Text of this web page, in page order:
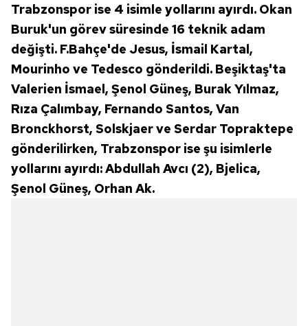
Trabzonspor ise 4 isimle yollarını ayırdı. Okan
Buruk'un görev süresinde 16 teknik adam
değişti. F.Bahçe'de Jesus, İsmail Kartal,
Mourinho ve Tedesco gönderildi. Beşiktaş'ta
Valerien İsmael, Şenol Güneş, Burak Yılmaz,
Rıza Çalımbay, Fernando Santos, Van
Bronckhorst, Solskjaer ve Serdar Topraktepe
gönderilirken, Trabzonspor ise şu isimlerle
yollarını ayırdı: Abdullah Avcı (2), Bjelica,
Şenol Güneş, Orhan Ak.